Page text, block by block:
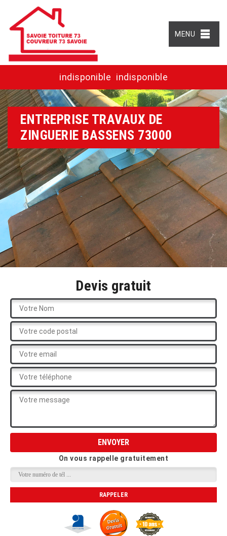
MENU
indisponible indisponible
ENTREPRISE TRAVAUX DE
ZINGUERIE BASSENS 73000
Devis gratuit
On vous rappelle gratuitement